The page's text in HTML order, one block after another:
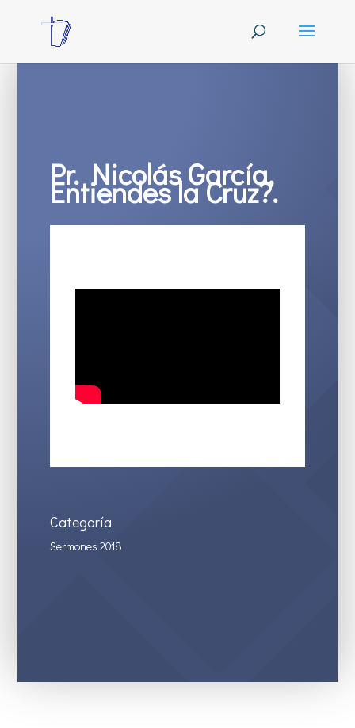
Pr. Nicolás García,
Entiendes la Cruz?.
Categoría
Sermones 2018